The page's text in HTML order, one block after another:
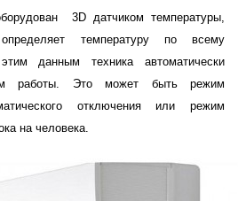
3D датчиком температуры,
температуру по всему
данным техника автоматически
работы. Это может быть режим
отключения или режим
на человека.